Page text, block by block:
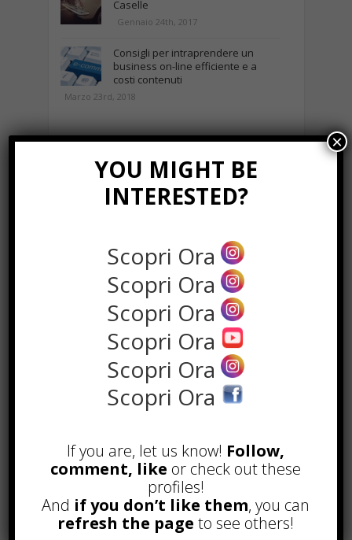
Caselle
Gennaio 24th, 2017
Consigli per intraprendere un
business on-line efficiente e a
costi contenuti
Marzo 23rd, 2018
Alcuni trucchi per avere un blog di
successo
Novembre 22nd, 2016
Comprare visite YouTube: i 5
vantaggi TOP!
YOU MIGHT BE
INTERESTED?
Scopri Ora
Scopri Ora
Scopri Ora
Scopri Ora
Scopri Ora
Scopri Ora
If you are, let us know! Follow,
comment, like or check out these
profiles!
And if you don’t like them, you can
refresh the page to see others!
×